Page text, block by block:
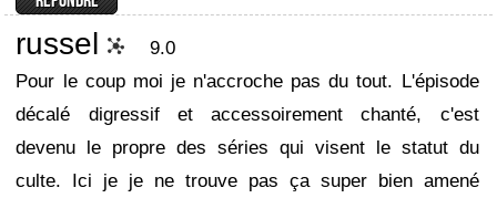
russel
9.0
Pour le coup moi je n'accroche pas du tout. L'épisode
décalé digressif et accessoirement chanté, c'est
devenu le propre des séries qui visent le statut du
culte. Ici je je ne trouve pas ça super bien amené